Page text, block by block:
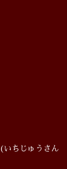
ちじゅうさん